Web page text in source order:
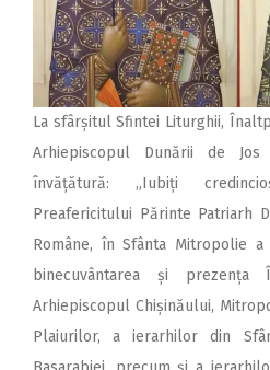
La sfârșitul Sfintei Liturghii,
Arhiepiscopul Dunării de
învățătură: „Iubiți
Preafericitului Părinte Patriarh
Române, în Sfânta Mitropolie a
binecuvântarea și prezența
Arhiepiscopul Chișinăului,
Plaiurilor, a ierarhilor din